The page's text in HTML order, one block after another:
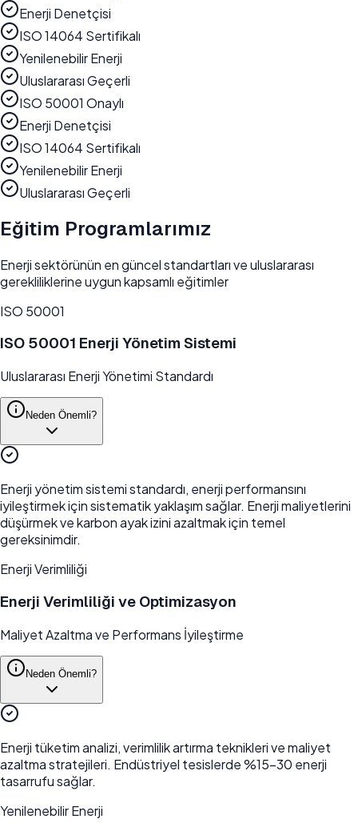
Enerji Denetçisi
ISO 14064 Sertifikalı
Yenilenebilir Enerji
Uluslararası Geçerli
ISO 50001 Onaylı
Enerji Denetçisi
ISO 14064 Sertifikalı
Yenilenebilir Enerji
Uluslararası Geçerli
Eğitim Programlarımız
Enerji sektörünün en güncel standartları ve uluslararası
gerekliliklerine uygun kapsamlı eğitimler
ISO 50001
ISO 50001 Enerji Yönetim Sistemi
Uluslararası Enerji Yönetimi Standardı
Neden Önemli?
Enerji yönetim sistemi standardı, enerji performansını
iyileştirmek için sistematik yaklaşım sağlar. Enerji maliyetlerini
düşürmek ve karbon ayak izini azaltmak için temel
gereksinimdir.
Enerji Verimliliği
Enerji Verimliliği ve Optimizasyon
Maliyet Azaltma ve Performans İyileştirme
Neden Önemli?
Enerji tüketim analizi, verimlilik artırma teknikleri ve maliyet
azaltma stratejileri. Endüstriyel tesislerde %15-30 enerji
tasarrufu sağlar.
Yenilenebilir Enerji